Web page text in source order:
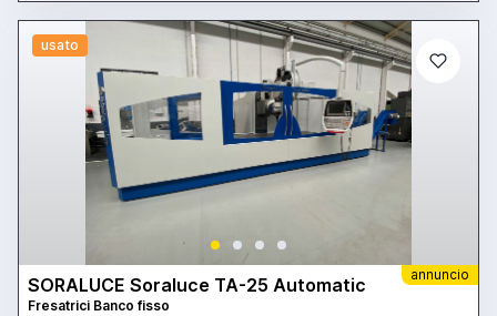
usato
annuncio
SORALUCE Soraluce TA-25 Automatic
Fresatrici Banco fisso